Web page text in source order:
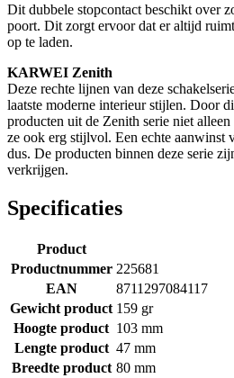
Dit dubbele stopcontact beschikt over
poort. Dit zorgt ervoor dat er altijd
op te laden.
KARWEI Zenith
Deze rechte lijnen van deze
laatste moderne interieur stijlen. Door
producten uit de Zenith serie niet
ze ook erg stijlvol. Een echte aanwinst
dus. De producten binnen deze serie
verkrijgen.
Specificaties
Product
Productnummer 225681
EAN
8711297084117
Gewicht product 159 gr
Hoogte product 103 mm
Lengte product 47 mm
Breedte product 80 mm